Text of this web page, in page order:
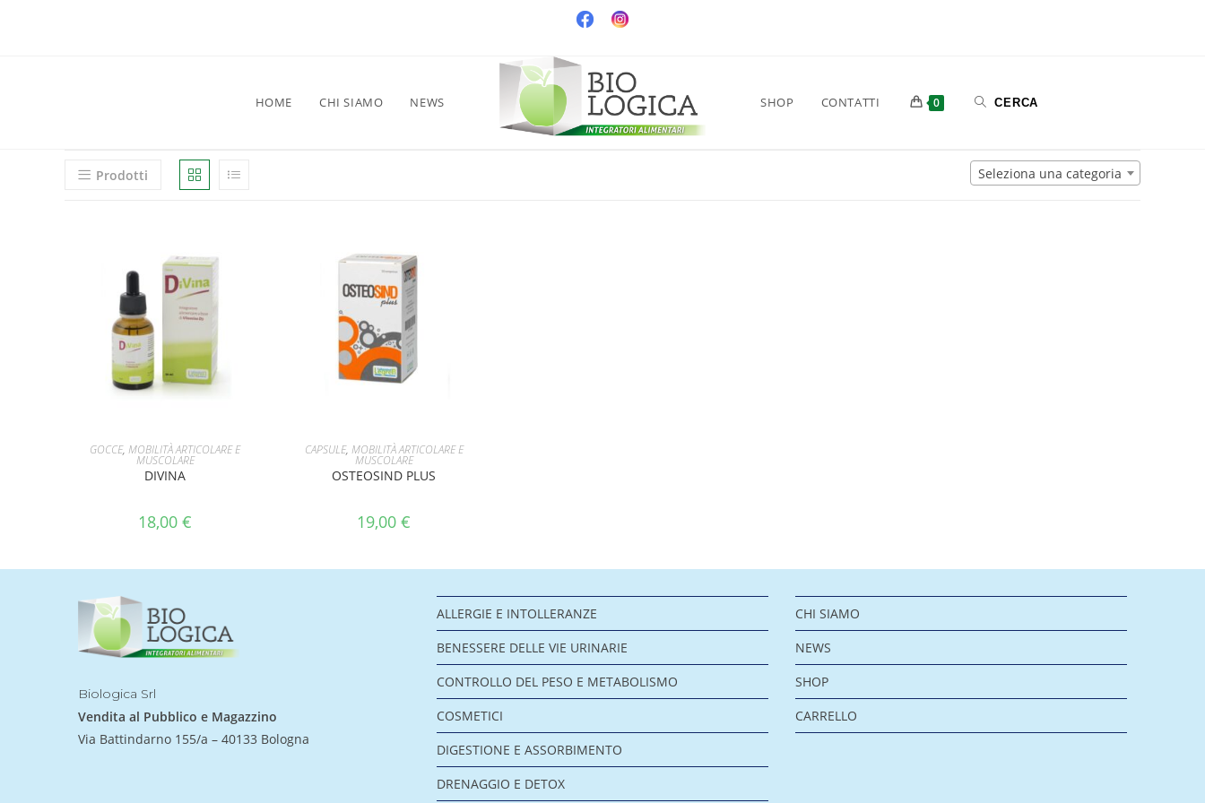
HOME CHI SIAMO NEWS SHOP CONTATTI 0
Seleziona una categoria
Prodotti
AGGIUNGI AL CARRELLO
GOCCE, MOBILITÀ ARTICOLARE E
MUSCOLARE
DIVINA
18,00 €
AGGIUNGI AL CARRELLO
CAPSULE, MOBILITÀ ARTICOLARE E
MUSCOLARE
OSTEOSIND PLUS
19,00 €
Biologica Srl
Vendita al Pubblico e Magazzino
Via Battindarno 155/a – 40133 Bologna
ALLERGIE E INTOLLERANZE
BENESSERE DELLE VIE URINARIE
CONTROLLO DEL PESO E METABOLISMO
COSMETICI
DIGESTIONE E ASSORBIMENTO
DRENAGGIO E DETOX
CHI SIAMO
NEWS
SHOP
CARRELLO